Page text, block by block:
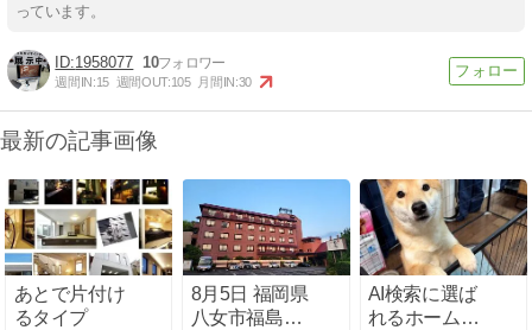
っています。
1958077 10
週間IN:15 週間OUT:105 月間IN:30
最新の記事画像
あとで片付け
るタイプ
8月5日 福岡県
八女市福島白
AI検索に選ば
れるホームペ